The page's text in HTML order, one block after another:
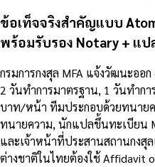
ข้อเท็จจริงสำคัญแบบ
พร้อมรับรอง Notary + แป
กรมการกงสุล MFA แจ้งวัฒนะอ
2 วันทำการมาตรฐาน, 1 วันทำกา
บาท/หน้า ทีมประกอบด้วยทนาย
ทนายความ, นักแปลขึ้นทะเบียน
และเจ้าหน้าที่ประสานสถานกงสุ
ต่างชาติในไทยต้องใช้ Affidavit